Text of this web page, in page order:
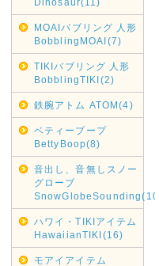
MOAIバブリング 人形
BobblingMOAI(7)
TIKIバブリング 人形
BobblingTIKI(2)
鉄腕アトム ATOM(4)
ベティーブープ
BettyBoop(8)
音出し、音無しスノー
グローブ
SnowGlobeSounding(10)
ハワイ・TIKIアイテム
HawaiianTIKI(16)
モアイアイテム